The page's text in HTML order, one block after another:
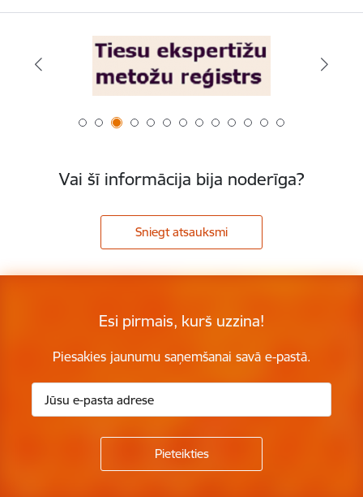
Vai šī informācija bija noderīga?
Sniegt atsauksmi
Esi pirmais, kurš uzzina!
Piesakies jaunumu saņemšanai savā e-pastā.